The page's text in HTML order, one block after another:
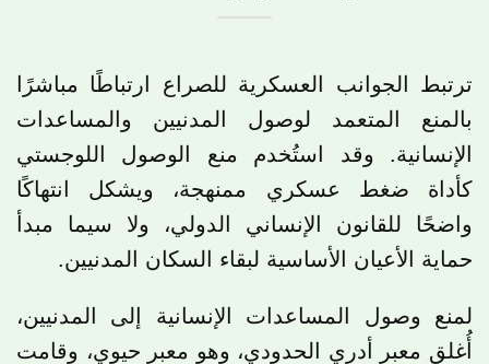
ترتبط الجوانب العسكرية للصراع ارتباطًا مباشرًا
بالمنع المتعمد لوصول المدنيين والمساعدات
الإنسانية. وقد استُخدم منع الوصول اللوجستي
كأداة ضغط عسكري ممنهجة، ويشكل انتهاكًا
واضحًا للقانون الإنساني الدولي، ولا سيما مبدأ
حماية الأعيان الأساسية لبقاء السكان المدنيين.
لمنع وصول المساعدات الإنسانية إلى المدنيين،
أُغلق معبر أدري الحدودي، وهو معبر حيوي، وقامت